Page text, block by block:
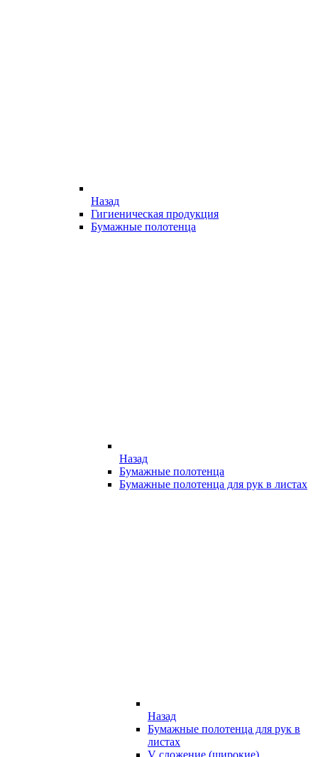
Назад
Гигиеническая продукция
Бумажные полотенца
Назад
Бумажные полотенца
Бумажные полотенца для рук в листах
Назад
Бумажные полотенца для рук в
листах
V сложение (широкие)